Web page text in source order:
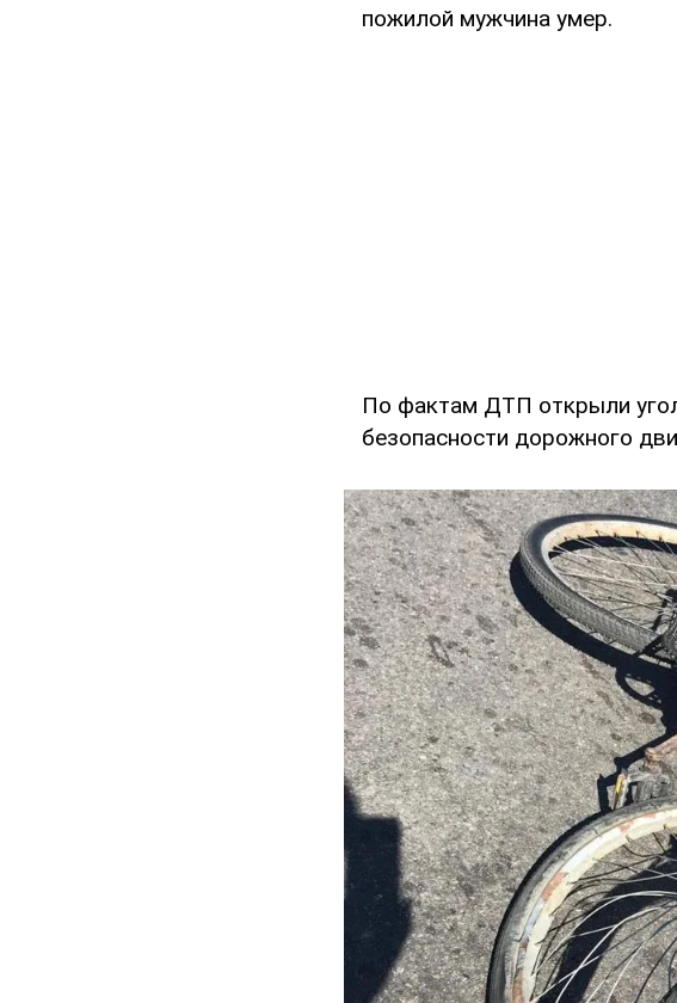
пожилой мужчина умер.
По фактам ДТП открыли
безопасности дорожного